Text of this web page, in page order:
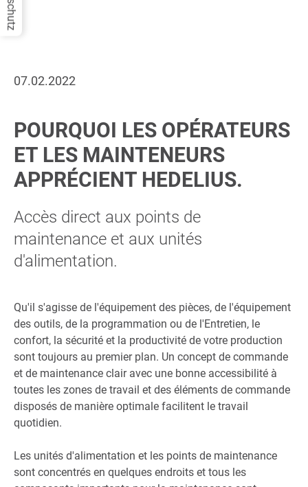
07.02.2022
POURQUOI LES OPÉRATEURS
ET LES MAINTENEURS
APPRÉCIENT HEDELIUS.
Accès direct aux points de
maintenance et aux unités
d'alimentation.
Qu'il s'agisse de l'équipement des pièces, de l'équipement
des outils, de la programmation ou de l'Entretien, le
confort, la sécurité et la productivité de votre production
sont toujours au premier plan. Un concept de commande
et de maintenance clair avec une bonne accessibilité à
toutes les zones de travail et des éléments de commande
disposés de manière optimale facilitent le travail
quotidien.
Les unités d'alimentation et les points de maintenance
sont concentrés en quelques endroits et tous les